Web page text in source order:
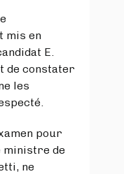
mis en
E.
de constater
les
pour
ministre de
ne